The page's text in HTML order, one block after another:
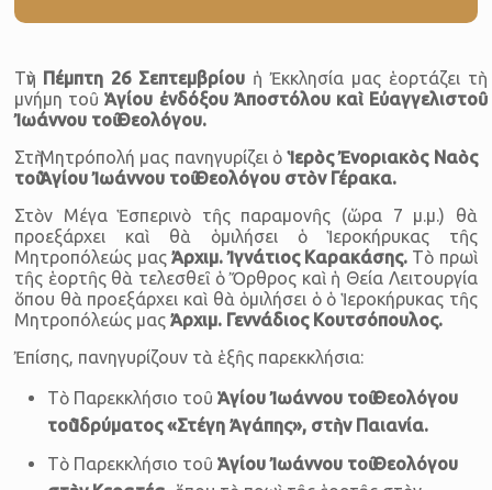
Τὴν Πέμπτη 26 Σεπτεμβρίου ἡ Ἐκκλησία μας ἑορτάζει τὴ
μνήμη τοῦἉγίου ἐνδόξου Ἀποστόλου καὶ Εὐαγγελιστοῦ
Ἰωάννου τοῦ Θεολόγου.
Στὴ Μητρόπολή μας πανηγυρίζει ὁἹερὸς Ἐνοριακὸς Ναὸς
τοῦ Ἁγίου Ἰωάννου τοῦ Θεολόγου στὸν Γέρακα.
Στὸν Μέγα Ἑσπερινὸ τῆς παραμονῆς (ὥρα 7 μ.μ.) θὰ
προεξάρχει καὶ θὰ ὁμιλήσει ὁ Ἱεροκήρυκας τῆς
Μητροπόλεώς μας Ἀρχιμ.Ἰγνάτιος Καρακάσης. Τὸ πρωὶ
τῆς ἑορτῆς θὰ τελεσθεῖ ὁ Ὄρθρος καὶ ἡ Θεία Λειτουργία
ὅπου θὰ προεξάρχει καὶ θὰ ὁμιλήσει ὁ ὁ Ἱεροκήρυκας τῆς
Μητροπόλεώς μαςἈρχιμ. Γεννάδιος Κουτσόπουλος.
Ἐπίσης, πανηγυρίζουν τὰ ἑξῆς παρεκκλήσια:
Τὸ Παρεκκλήσιο τοῦ Ἁγίου Ἰωάννου τοῦ Θεολόγου
τοῦ Ἱδρύματος «Στέγη Ἀγάπης», στὴν Παιανία.
Tὸ Παρεκκλήσιο τοῦ Ἁγίου Ἰωάννου τοῦ Θεολόγου